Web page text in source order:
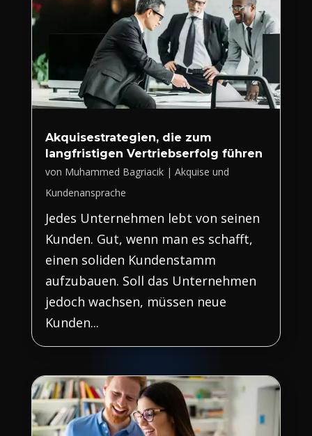
Akquisestrategien, die zum
langfristigen Vertriebserfolg führen
von Muhammed Bagriacik| Akquise und
Kundenansprache
Jedes Unternehmen lebt von seinen
Kunden. Gut, wenn man es schafft,
einen soliden Kundenstamm
aufzubauen. Soll das Unternehmen
jedoch wachsen, müssen neue
Kunden...